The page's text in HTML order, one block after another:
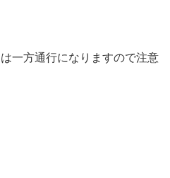
一方通行になりますので注意